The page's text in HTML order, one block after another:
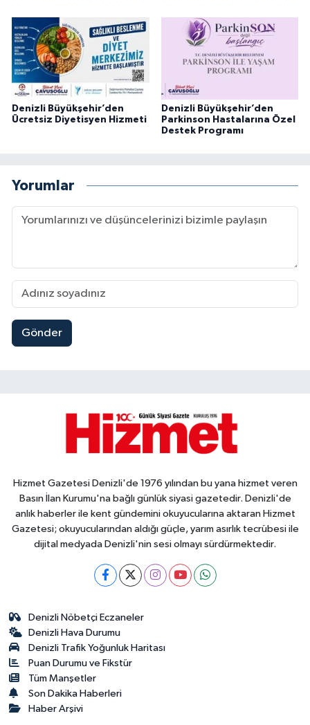
Denizli Büyükşehir’den
Ücretsiz Diyetisyen Hizmeti
Denizli Büyükşehir’den
Parkinson Hastalarına Özel
Destek Programı
Yorumlar
Gönder
Hizmet Gazetesi Denizli'de 1976 yılından bu yana hizmet veren
Basın İlan Kurumu'na bağlı günlük siyasi gazetedir. Denizli'de
anlık haberler ile kent gündemini okuyucularına aktaran Hizmet
Gazetesi; okuyucularından aldığı güçle, yarım asırlık tecrübesi ile
dijital medyada Denizli'nin sesi olmayı sürdürmektedir.
Denizli Nöbetçi Eczaneler
Denizli Hava Durumu
Denizli Trafik Yoğunluk Haritası
Puan Durumu ve Fikstür
Tüm Manşetler
Son Dakika Haberleri
Haber Arşivi